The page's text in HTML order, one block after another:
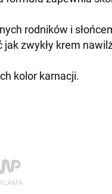
rodników i
zwykły krem
kolor karnacji.